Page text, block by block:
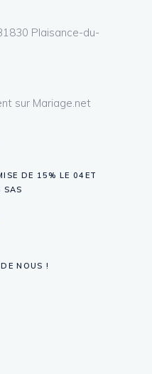
Plaisance-du-
sur Mariage.net
DE 15% LE 04ET
SAS
NOUS !